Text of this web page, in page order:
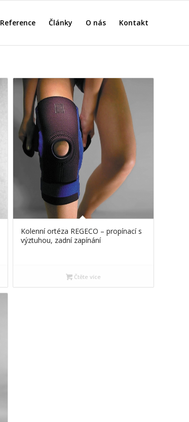
Reference Články O nás Kontakt
Kolenní ortéza REGECO – propínací s
výztuhou, zadní zapínání
Čtěte více